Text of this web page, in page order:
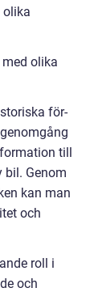
olika
olika
för-
till
bil. Genom
kan man
och
roll i
och